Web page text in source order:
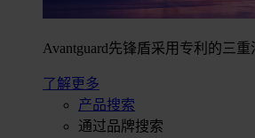
Avantguard先锋盾采用专利的三
了解更多
产品搜索
通过品牌搜索